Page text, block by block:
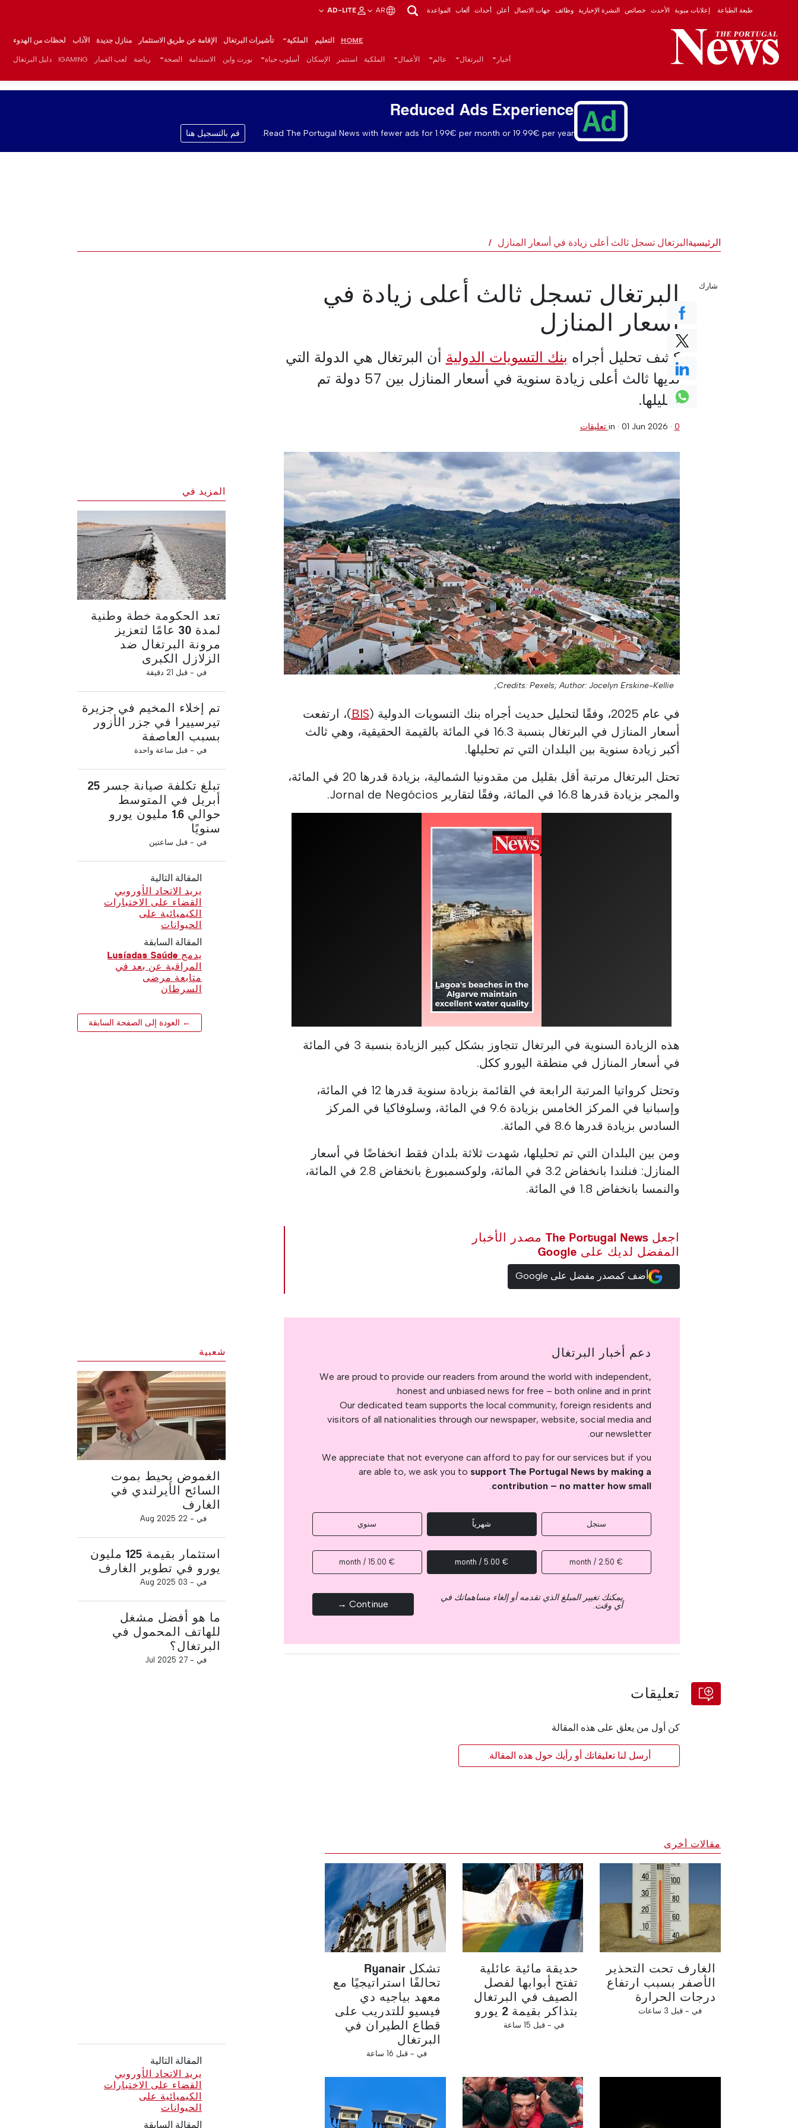
طبعة الطباعة إعلانات مبوبة الأحدث خصائص النشرة الإخبارية وظائف جهات الاتصال أعلن أحداث ألعاب المواعدة AR
AD-LITE
HOME التعليم الملكية تأشيرات البرتغال الإقامة عن طريق الاستثمار منازل جديدة الآداب لحظات من الهدوء
أخبار البرتغال عالم الأعمال الملكية استثمر الإسكان أسلوب حياة بورت واين الاستدامة الصحة رياضة لعب القمار IGAMING دليل البرتغال
Reduced Ads Experience
Read The Portugal News with fewer ads for 1.99€ per month or 19.99€ per year. قم بالتسجيل هنا
الرئيسيةالبرتغال تسجل ثالث أعلى زيادة في أسعار المنازل
البرتغال تسجل ثالث أعلى زيادة في
أسعار المنازل
كشف تحليل أجراه بنك التسويات الدولية أن البرتغال هي الدولة التي
لديها ثالث أعلى زيادة سنوية في أسعار المنازل بين 57 دولة تم
تحليلها.
in · 01 Jun 2026 · 0 تعليقات
Credits: Pexels; Author: Jocelyn Erskine-Kellie;
في عام 2025، وفقًا لتحليل حديث أجراه بنك التسويات الدولية ( BIS)، ارتفعت
أسعار المنازل في البرتغال بنسبة 16.3 في المائة بالقيمة الحقيقية، وهي ثالث
أكبر زيادة سنوية بين البلدان التي تم تحليلها.
تحتل البرتغال مرتبة أقل بقليل من مقدونيا الشمالية، بزيادة قدرها 20 في المائة،
والمجر بزيادة قدرها 16.8 في المائة، وفقًا لتقارير Jornal de Negócios.
هذه الزيادة السنوية في البرتغال تتجاوز بشكل كبير الزيادة بنسبة 3 في المائة
في أسعار المنازل في منطقة اليورو ككل.
وتحتل كرواتيا المرتبة الرابعة في القائمة بزيادة سنوية قدرها 12 في المائة،
وإسبانيا في المركز الخامس بزيادة 9.6 في المائة، وسلوفاكيا في المركز
السادس بزيادة قدرها 8.6 في المائة.
ومن بين البلدان التي تم تحليلها، شهدت ثلاثة بلدان فقط انخفاضًا في أسعار
المنازل: فنلندا بانخفاض 3.2 في المائة، ولوكسمبورغ بانخفاض 2.8 في المائة،
والنمسا بانخفاض 1.8 في المائة.
اجعل The Portugal News مصدر الأخبار
المفضل لديك على Google
أضف كمصدر مفضل على Google
شارك
المزيد في
تعد الحكومة خطة وطنية
لمدة 30 عامًا لتعزيز
مرونة البرتغال ضد
الزلازل الكبرى
في - قبل 21 دقيقة
تم إخلاء المخيم في جزيرة
تيرسييرا في جزر الأزور
بسبب العاصفة
في - قبل ساعة واحدة
تبلغ تكلفة صيانة جسر 25
أبريل في المتوسط
حوالي 1.6 مليون يورو
سنويًا
في - قبل ساعتين
المقالة التالية
يريد الاتحاد الأوروبي
القضاء على الاختبارات
الكيميائية على
الحيوانات
المقالة السابقة
يدمج Lusíadas Saúde
المراقبة عن بعد في
متابعة مرضى
السرطان
← العودة إلى الصفحة السابقة
دعم أخبار البرتغال
We are proud to provide our readers from around the world with independent,
honest and unbiased news for free – both online and in print.
Our dedicated team supports the local community, foreign residents and
visitors of all nationalities through our newspaper, website, social media and
our newsletter.
We appreciate that not everyone can afford to pay for our services but if you
are able to, we ask you to support The Portugal News by making a
contribution – no matter how small
.
سنجل شهرياً سنوي
€ 2.50 / month
€ 5.00 / month
€ 15.00 / month
يمكنك تغيير المبلغ الذي تقدمه أو إلغاء مساهماتك في
أي وقت. Continue →
تعليقات
كن أول من يعلق على هذه المقالة
أرسل لنا تعليقاتك أو رأيك حول هذه المقالة.
شعبية
الغموض يحيط بموت
السائح الأيرلندي في
الغارف
في - 22 Aug 2025
استثمار بقيمة 125 مليون
يورو في تطوير الغارف
في - 03 Aug 2025
ما هو أفضل مشغل
للهاتف المحمول في
البرتغال؟
في - 27 Jul 2025
مقالات أخرى
الغارف تحت التحذير
الأصفر بسبب ارتفاع
درجات الحرارة
في - قبل 3 ساعات
حديقة مائية عائلية
تفتح أبوابها لفصل
الصيف في البرتغال
بتذاكر بقيمة 2 يورو
في - قبل 15 ساعة
تشكل Ryanair
تحالفًا استراتيجيًا مع
معهد بياجيه دي
فيسيو للتدريب على
قطاع الطيران في
البرتغال
في -قبل 16 ساعة
المقالة التالية
يريد الاتحاد الأوروبي
القضاء على الاختبارات
الكيميائية على
الحيوانات
المقالة السابقة